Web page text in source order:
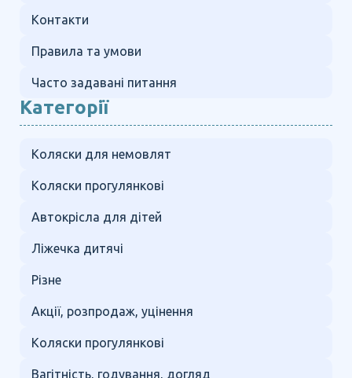
Контакти
Правила та умови
Часто задавані питання
Категорії
Коляски для немовлят
Коляски прогулянкові
Автокрісла для дітей
Ліжечка дитячі
Різне
Акції, розпродаж, уцінення
Коляски прогулянкові
Вагітність, годування, догляд